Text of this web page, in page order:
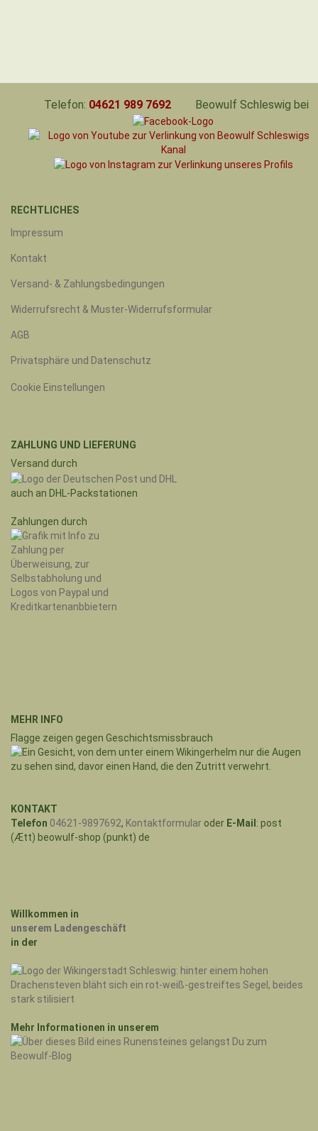
Telefon: 04621 989 7692 Beowulf Schleswig bei
RECHTLICHES
Impressum
Kontakt
Versand- & Zahlungsbedingungen
Widerrufsrecht & Muster-Widerrufsformular
AGB
Privatsphäre und Datenschutz
Cookie Einstellungen
ZAHLUNG UND LIEFERUNG
Versand durch
auch an DHL-Packstationen
Zahlungen durch
MEHR INFO
Flagge zeigen gegen Geschichtsmissbrauch
KONTAKT
Telefon 04621-9897692, Kontaktformular oder E-Mail : post
(Ætt) beowulf-shop (punkt) de
Willkommen in
unserem Ladengeschäft
in der
Mehr Informationen in unserem